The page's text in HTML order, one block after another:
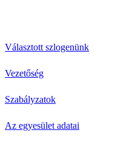
Választott szlogenünk
Vezetőség
Szabályzatok
Az egyesület adatai